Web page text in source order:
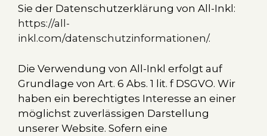
Sie der Datenschutzerklärung von All-Inkl:
https://all-
inkl.com/datenschutzinformationen/.
Die Verwendung von All-Inkl erfolgt auf
Grundlage von Art. 6 Abs. 1 lit. f DSGVO. Wir
haben ein berechtigtes Interesse an einer
möglichst zuverlässigen Darstellung
unserer Website. Sofern eine